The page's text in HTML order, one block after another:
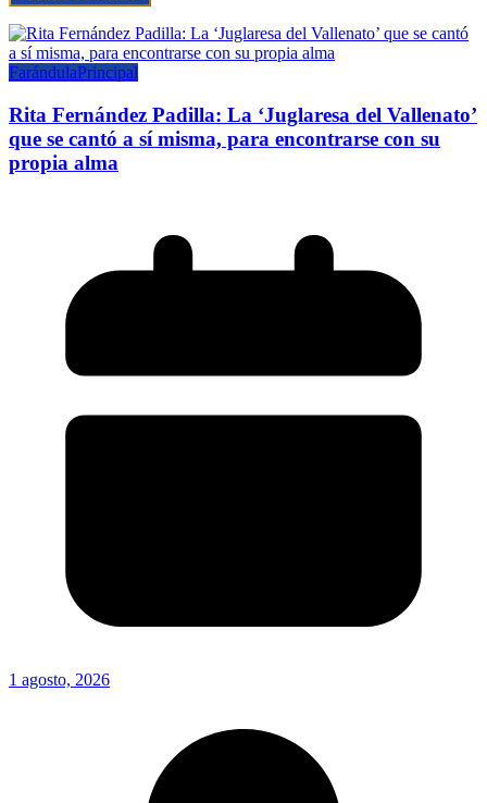
FarándulaPrincipal
Rita Fernández Padilla: La ‘Juglaresa del Vallenato’
que se cantó a sí misma, para encontrarse con su
propia alma
1 agosto, 2026